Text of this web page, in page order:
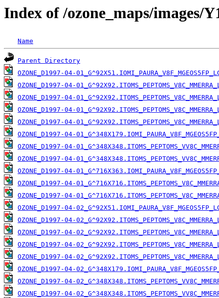
Index of /ozone_maps/images/
Name
Parent Directory
OZONE_D1997-04-
OZONE_D1997-04-
OZONE_D1997-04-
OZONE_D1997-04-
OZONE_D1997-04-
OZONE_D1997-04-
OZONE_D1997-04-
OZONE_D1997-04-
OZONE_D1997-04-
OZONE_D1997-04-
OZONE_D1997-04-
OZONE_D1997-04-
OZONE_D1997-04-
OZONE_D1997-04-
OZONE_D1997-04-
OZONE_D1997-04-
OZONE_D1997-04-
OZONE_D1997-04-
OZONE_D1997-04-